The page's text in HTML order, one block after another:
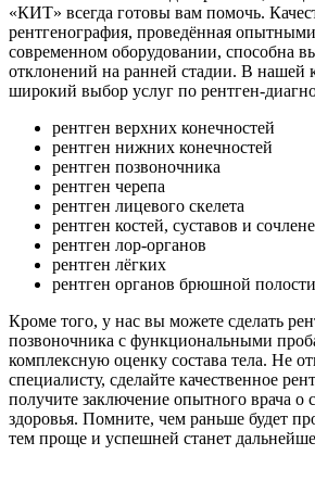
«КИТ» всегда готовы вам помочь.
рентгенография, проведённая
современном оборудовании, способна
отклонений на ранней стадии. В нашей
широкий выбор услуг по рентген-
рентген верхних конечностей
рентген нижних конечностей
рентген позвоночника
рентген черепа
рентген лицевого скелета
рентген костей, суставов и
рентген лор-органов
рентген лёгких
рентген органов брюшной полости
Кроме того, у нас вы можете сделать
позвоночника с функциональными
комплексную оценку состава тела. Не
специалисту, сделайте качественное
получите заключение опытного врача о
здоровья. Помните, чем раньше будет
тем проще и успешней станет